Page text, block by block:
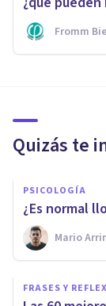
Fromm
Quizás te
PSICOLOGÍA
¿Es normal
Mario
FRASES Y